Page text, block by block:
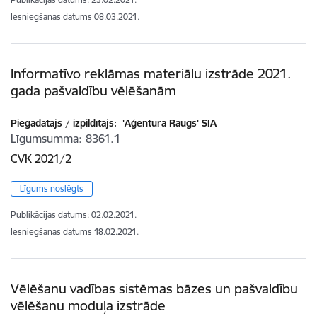
Iesniegšanas datums 08.03.2021.
Informatīvo reklāmas materiālu izstrāde 2021.
gada pašvaldību vēlēšanām
Piegādātājs / izpildītājs: 'Aģentūra Raugs' SIA
Līgumsumma 8361.1
CVK 2021/2
Līgums noslēgts
Publikācijas datums: 02.02.2021.
Iesniegšanas datums 18.02.2021.
Vēlēšanu vadības sistēmas bāzes un pašvaldību
vēlēšanu moduļa izstrāde